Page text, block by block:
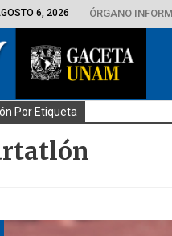
6, 2026 ÓRGANO
Por Etiqueta